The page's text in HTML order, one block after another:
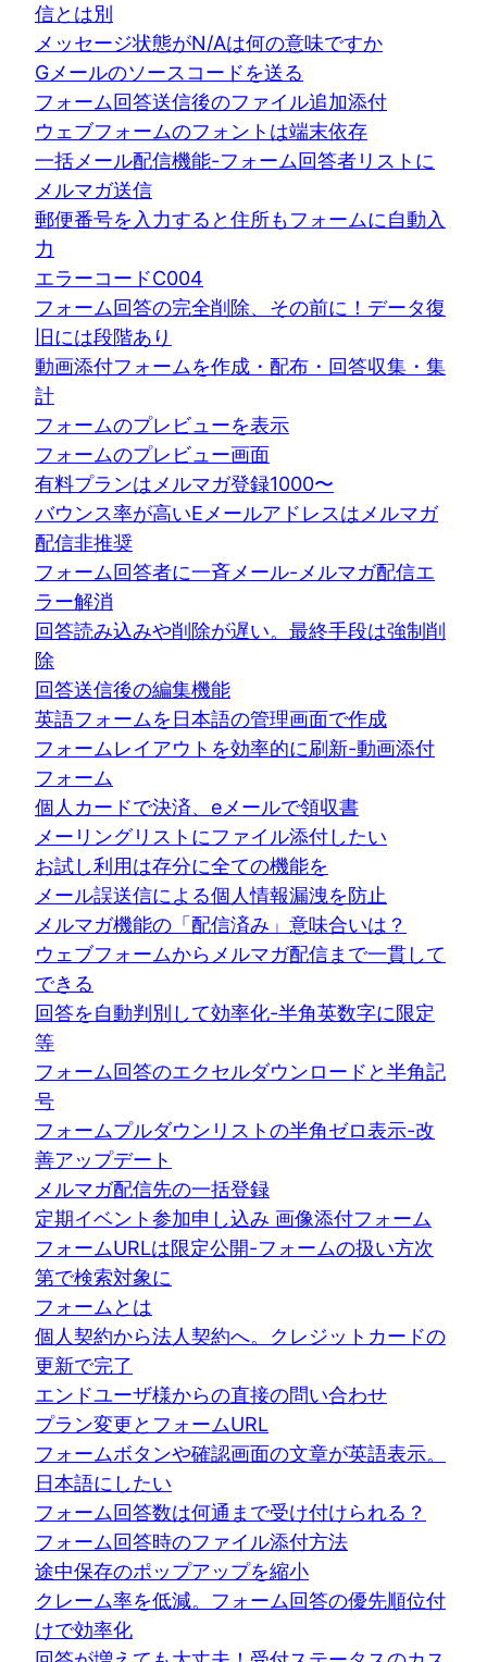
信とは別
メッセージ状態がN/Aは何の意味ですか
Gメールのソースコードを送る
フォーム回答送信後のファイル追加添付
ウェブフォームのフォントは端末依存
一括メール配信機能-フォーム回答者リストに
メルマガ送信
郵便番号を入力すると住所もフォームに自動入
力
エラーコードC004
フォーム回答の完全削除、その前に！データ復
旧には段階あり
動画添付フォームを作成・配布・回答収集・集
計
フォームのプレビューを表示
フォームのプレビュー画面
有料プランはメルマガ登録1000〜
バウンス率が高いEメールアドレスはメルマガ
配信非推奨
フォーム回答者に一斉メール-メルマガ配信エ
ラー解消
回答読み込みや削除が遅い。最終手段は強制削
除
回答送信後の編集機能
英語フォームを日本語の管理画面で作成
フォームレイアウトを効率的に刷新-動画添付
フォーム
個人カードで決済、eメールで領収書
メーリングリストにファイル添付したい
お試し利用は存分に全ての機能を
メール誤送信による個人情報漏洩を防止
メルマガ機能の「配信済み」意味合いは？
ウェブフォームからメルマガ配信まで一貫して
できる
回答を自動判別して効率化-半角英数字に限定
等
フォーム回答のエクセルダウンロードと半角記
号
フォームプルダウンリストの半角ゼロ表示-改
善アップデート
メルマガ配信先の一括登録
定期イベント参加申し込み 画像添付フォーム
フォームURLは限定公開-フォームの扱い方次
第で検索対象に
フォームとは
個人契約から法人契約へ。クレジットカードの
更新で完了
エンドユーザ様からの直接の問い合わせ
プラン変更とフォームURL
フォームボタンや確認画面の文章が英語表示。
日本語にしたい
フォーム回答数は何通まで受け付けられる？
フォーム回答時のファイル添付方法
途中保存のポップアップを縮小
クレーム率を低減。フォーム回答の優先順位付
けで効率化